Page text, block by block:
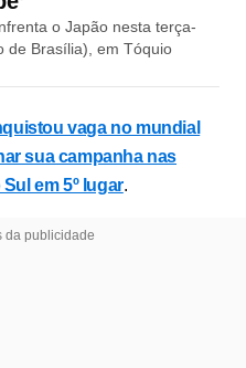
o Japão nesta terça-
de Brasília), em Tóquio
vaga no mundial
sua campanha nas
em 5º lugar.
da publicidade